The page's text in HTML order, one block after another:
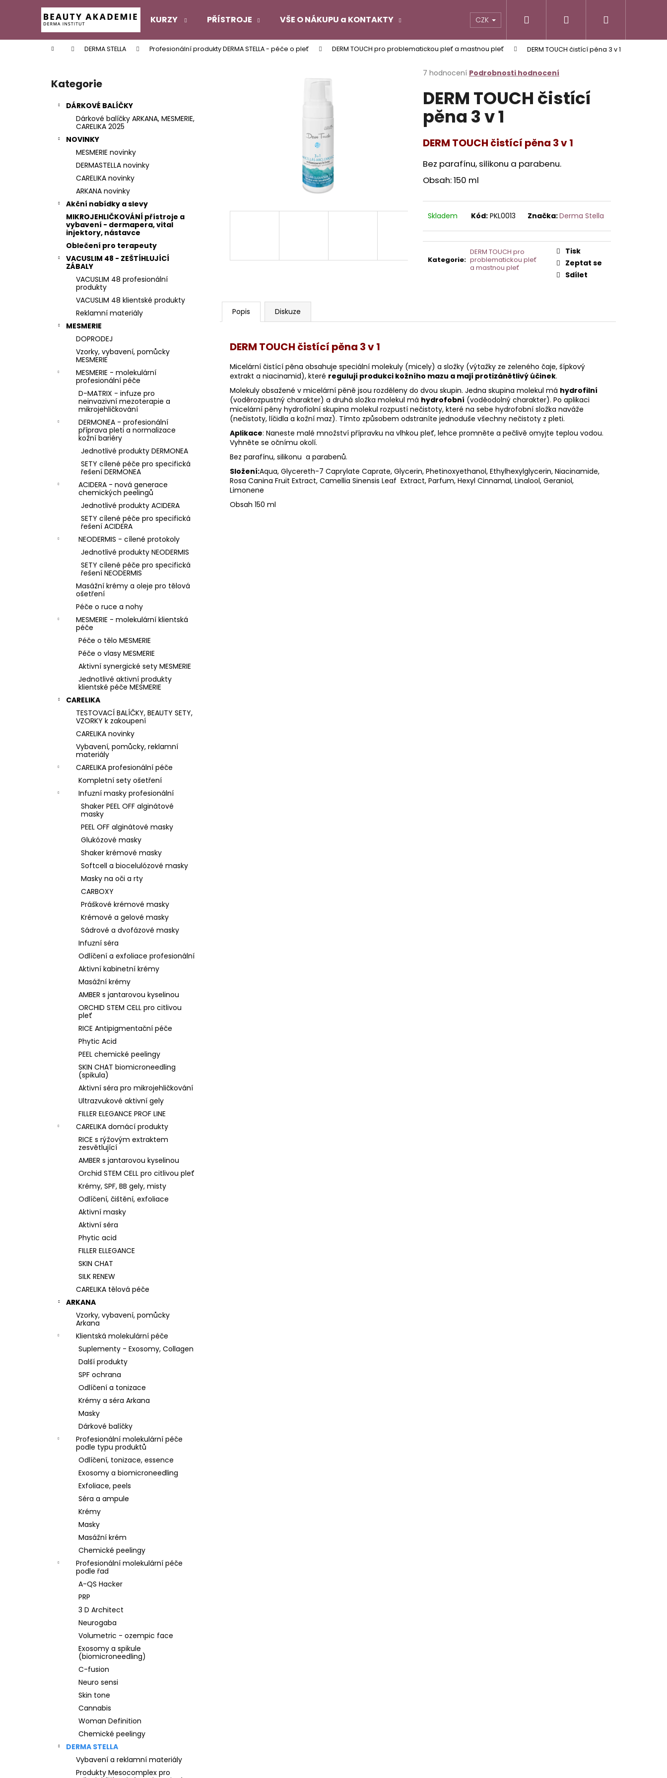
KURZY PŘÍSTROJE VŠE O NÁKUPU a KONTAKTY CZK Přihlášení
Domů DERMA STELLA Profesionální produkty DERMA STELLA - péče o pleť DERM TOUCH pro problematickou pleť a mastnou pleť DERM TOUCH čistící pěna 3 v 1
Přeskočit
kategorie
Kategorie
DÁRKOVÉ BALÍČKY
Dárkové balíčky ARKANA, MESMERIE,
CARELIKA 2025
NOVINKY
MESMERIE novinky
DERMASTELLA novinky
CARELIKA novinky
ARKANA novinky
Akční nabídky a slevy
MIKROJEHLIČKOVÁNÍ přístroje a
vybavení - dermapera, vital
injektory, nástavce
Oblečení pro terapeuty
VACUSLIM 48 - ZEŠTÍHLUJÍCÍ
ZÁBALY
VACUSLIM 48 profesionální
produkty
VACUSLIM 48 klientské produkty
Reklamní materiály
MESMERIE
DOPRODEJ
Vzorky, vybavení, pomůcky
MESMERIE
MESMERIE - molekulární
profesionální péče
D-MATRIX - infuze pro
neinvazivní mezoterapie a
mikrojehličkování
DERMONEA - profesionální
příprava pleti a normalizace
kožní bariéry
Jednotlivé produkty DERMONEA
SETY cílené péče pro specifická
řešení DERMONEA
ACIDERA - nová generace
chemických peelingů
Jednotlivé produkty ACIDERA
SETY cílené péče pro specifická
řešení ACIDERA
NEODERMIS - cílené protokoly
Jednotlivé produkty NEODERMIS
SETY cílené péče pro specifická
řešení NEODERMIS
Masážní krémy a oleje pro tělová
ošetření
Péče o ruce a nohy
MESMERIE - molekulární klientská
péče
Péče o tělo MESMERIE
Péče o vlasy MESMERIE
Aktivní synergické sety MESMERIE
Jednotlivé aktivní produkty
klientské péče MESMERIE
CARELIKA
TESTOVACÍ BALÍČKY, BEAUTY SETY,
VZORKY k zakoupení
CARELIKA novinky
Vybavení, pomůcky, reklamní
materiály
CARELIKA profesionální péče
Kompletní sety ošetření
Infuzní masky profesionální
Shaker PEEL OFF alginátové
masky
PEEL OFF alginátové masky
Glukózové masky
Shaker krémové masky
Softcell a biocelulózové masky
Masky na oči a rty
CARBOXY
Práškové krémové masky
Krémové a gelové masky
Sádrové a dvofázové masky
Infuzní séra
Odlíčení a exfoliace profesionální
Aktivní kabinetní krémy
Masážní krémy
AMBER s jantarovou kyselinou
ORCHID STEM CELL pro citlivou
pleť
RICE Antipigmentační péče
Phytic Acid
PEEL chemické peelingy
SKIN CHAT biomicroneedling
(spikula)
Aktivní séra pro mikrojehličkování
Ultrazvukové aktivní gely
FILLER ELEGANCE PROF LINE
CARELIKA domácí produkty
RICE s rýžovým extraktem
zesvětlující
AMBER s jantarovou kyselinou
Orchid STEM CELL pro citlivou pleť
Krémy, SPF, BB gely, misty
Odlíčení, čištění, exfoliace
Aktivní masky
Aktivní séra
Phytic acid
FILLER ELLEGANCE
SKIN CHAT
SILK RENEW
CARELIKA tělová péče
ARKANA
Vzorky, vybavení, pomůcky
Arkana
Klientská molekulární péče
Suplementy - Exosomy, Collagen
Další produkty
SPF ochrana
Odlíčení a tonizace
Krémy a séra Arkana
Masky
Dárkové balíčky
Profesionální molekulární péče
podle typu produktů
Odlíčení, tonizace, essence
Exosomy a biomicroneedling
Exfoliace, peels
Séra a ampule
Krémy
Masky
Masážní krém
Chemické peelingy
Profesionální molekulární péče
podle řad
A-QS Hacker
PRP
3 D Architect
Neurogaba
Volumetric - ozempic face
Exosomy a spikule
(biomicroneedling)
C-fusion
Neuro sensi
Skin tone
Cannabis
Woman Definition
Chemické peelingy
DERMA STELLA
Vybavení a reklamní materiály
Produkty Mesocomplex pro
Průměrné
produktu
je
5
hvězdiček.
7 hodnocení Podrobnosti hodnocení
DERM TOUCH čistící
pěna 3 v 1
DERM TOUCH čistící pěna 3 v 1
Bez parafínu, silikonu a parabenu.
Obsah: 150 ml
Skladem Kód: PKL0013 Značka:Derma Stella
Kategorie:
DERM TOUCH pro
problematickou pleť
a mastnou pleť
Tisk
Zeptat se
Sdílet
Popis Diskuze
DERM TOUCH čistící pěna 3 v 1
Micelární čistící pěna obsahuje speciální molekuly (micely) a složky (výtažky ze zeleného čaje, šípkový
extrakt a niacinamid), které regulují produkci kožního mazu a mají protizánětlivý účinek.
Molekuly obsažené v micelární pěně jsou rozděleny do dvou skupin. Jedna skupina molekul má hydrofilní
(voděrozpustný charakter) a druhá složka molekul má hydrofobní (voděodolný charakter). Po aplikaci
micelární pěny hydrofiolní skupina molekul rozpustí nečistoty, které na sebe hydrofobní složka naváže
(nečistoty, líčidla a kožní maz). Tímto způsobem odstraníte jednoduše všechny nečistoty z pleti.
Aplikace: Naneste malé množství přípravku na vlhkou pleť, lehce promněte a pečlivě omyjte teplou vodou.
Vyhněte se očnímu okolí.
Bez parafínu, silikonu a parabenů.
Složení:Aqua, Glycereth-7 Caprylate Caprate, Glycerin, Phetinoxyethanol, Ethylhexylglycerin, Niacinamide,
Rosa Canina Fruit Extract, Camellia Sinensis Leaf Extract, Parfum, Hexyl Cinnamal, Linalool, Geraniol,
Limonene
Obsah 150 ml
í
Zpět
do
Zpět
do
Co potřebujete najít?
Doporučujeme
STERILNÍ NÁSTAVCE PRO DERMAPERO
DERMALIGHTPEN A DERMAQUATRO 36
JEHLIČEK
DERMALIGHT A DERMAQUATRO NANO
NÁSTAVCE/BBGLOW